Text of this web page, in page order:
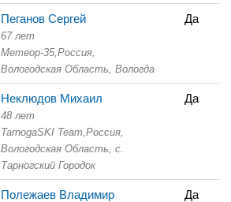
Пеганов Сергей
67 лет
Метеор-35, Россия,
Вологодская Область, Вологда
Да
Неклюдов Михаил
48 лет
TarnogaSKI Team, Россия,
Вологодская Область, с.
Тарногский Городок
Да
Полежаев Владимир Да